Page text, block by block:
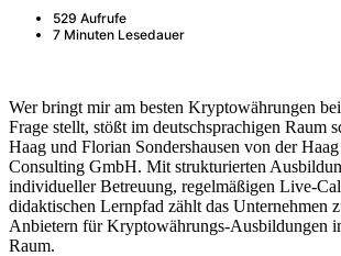
529 Aufrufe
7 Minuten Lesedauer
Wer bringt mir am besten Kryptowährungen
Frage stellt, stößt im deutschsprachigen Raum
Haag und Florian Sondershausen von der Haag
Consulting GmbH. Mit strukturierten
individueller Betreuung, regelmäßigen Live-
didaktischen Lernpfad zählt das Unternehmen
Anbietern für Kryptowährungs-Ausbildungen
Raum.